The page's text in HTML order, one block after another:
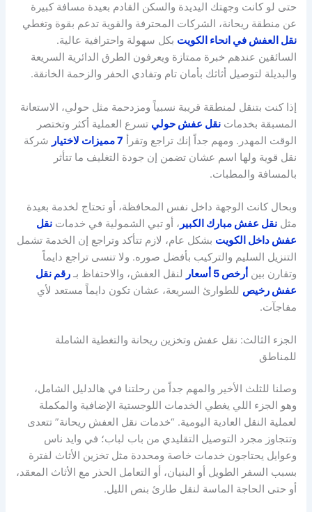
حتى لو كانت وجهتك اليديدة والسكن القادم بعيدة مسافة كبيرة
عن منطقة ريحانة، الشركات المحترفة والقوية تدعم بقوة وتغطي
نقل العفش في انحاء الكويت بكل سهولة واحترافية عالية.
السائقين عندهم خبرة ممتازة ويعرفون الطرق الدائرية السريعة
والبديلة لتوصيل أثاثك بأمان تام وتفادي الحفر والزحمة الخانقة.
إذا كنت بتنقل لمنطقة قريبة نسبياً ومزدحمة مثل حولي، الاستعانة
المسبقة بخدماتنقل عفش حولي تسرع العملية أكثر وتختصر
الوقت المهدر. ومهم جداً إنك تراجع وتقرأ 7 مميزات لاختيار
شركة
نقل قوية ولها اسم عشان تضمن إن جودة التغليف ما تتأثر
بالمسافة والمطبات.
وبحال كانت الوجهة داخل نفس المحافظة، أو تحتاج لخدمة بعيدة
مثلنقل عفش مبارك الكبير ، أو تبي الشمولية في خدماتنقل
عفش داخل الكويت بشكل عام، لازم تتأكد وتراجع إن الخدمة تشمل
التنزيل السليم والتركيب بأفضل صوره. ولا تنسى تراجع دايماً
وتقارن بين أرخص 5 أسعار لنقل العفش، والاحتفاظ بـرقم نقل
عفش رخيص للطوارئ السريعة، عشان تكون دايماً مستعد لأي
مفاجآت.
الجزء الثالث: نقل عفش وتخزين ريحانة والتغطية الشاملة
للمناطق
وصلنا للثلث الأخير والمهم جداً من رحلتنا في هالدليل الشامل،
وهو الجزء اللي يغطي الخدمات اللوجستية الإضافية والمكملة
لعملية النقل العادية اليومية. “خدمات نقل العفش ريحانة” تتعدى
وتتجاوز مجرد التوصيل التقليدي من باب لباب؛ في وايد ناس
وعوايل يحتاجون خدمات خاصة ومحددة مثل تخزين الأثاث لفترة
بسبب السفر الطويل أو البنيان، أو التعامل الحذر مع الأثاث المعقد،
أو حتى الحاجة الماسة لنقل طارئ بنص الليل.